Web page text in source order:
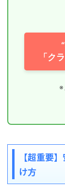
「ク
※
【超重要
け方